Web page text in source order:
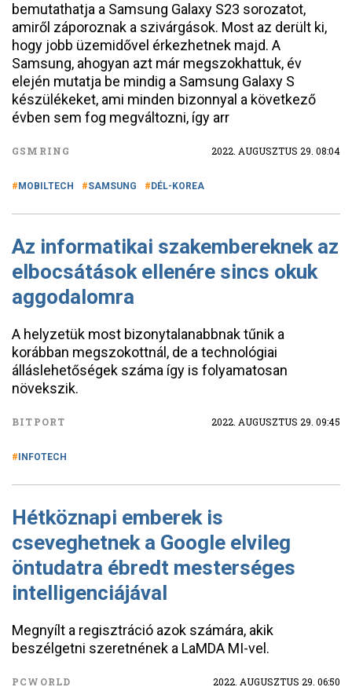
bemutathatja a Samsung Galaxy S23 sorozatot,
amiről záporoznak a szivárgások. Most az derült ki,
hogy jobb üzemidővel érkezhetnek majd. A
Samsung, ahogyan azt már megszokhattuk, év
elején mutatja be mindig a Samsung Galaxy S
készülékeket, ami minden bizonnyal a következő
évben sem fog megváltozni, így arr
GSMRING 2022. AUGUSZTUS 29. 08:04
MOBILTECH SAMSUNG DÉL-KOREA
Az informatikai szakembereknek az
elbocsátások ellenére sincs okuk
aggodalomra
A helyzetük most bizonytalanabbnak tűnik a
korábban megszokottnál, de a technológiai
álláslehetőségek száma így is folyamatosan
növekszik.
BITPORT 2022. AUGUSZTUS 29. 09:45
INFOTECH
Hétköznapi emberek is
cseveghetnek a Google elvileg
öntudatra ébredt mesterséges
intelligenciájával
Megnyílt a regisztráció azok számára, akik
beszélgetni szeretnének a LaMDA MI-vel.
PCWORLD 2022. AUGUSZTUS 29. 06:50